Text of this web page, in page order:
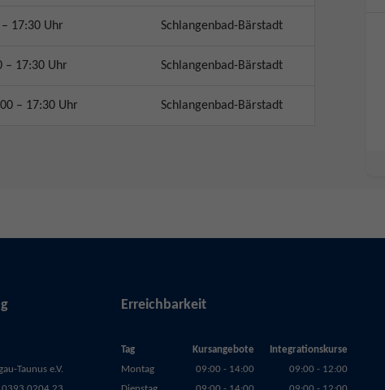
17:30 Uhr Schlangenbad-Bärstadt
– 17:30 Uhr Schlangenbad-Bärstadt
– 17:30 Uhr Schlangenbad-Bärstadt
Taunus e.V.
Erreichbarkeit
Tag Kursangebote
Integrationskurse
Montag
09:00 - 14:00
09:00 - 12:00